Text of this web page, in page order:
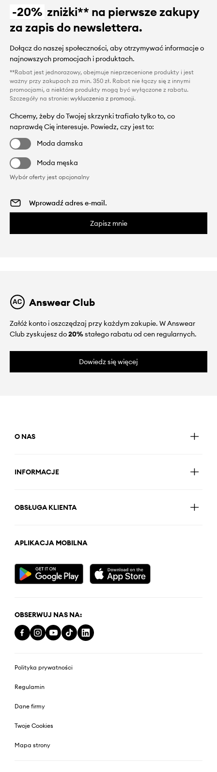
-20% zniżki** na pierwsze zakupy
za zapis do newslettera.
Dołącz do naszej społeczności, aby otrzymywać informacje o
najnowszych promocjach i produktach.
**Rabat jest jednorazowy, obejmuje nieprzecenione produkty i jest
ważny przy zakupach za min. 350 zł. Rabat nie łączy się z innymi
promocjami, a niektóre produkty mogą być wyłączone z rabatu.
Szczegóły na stronie: wykluczenia z promocji.
Chcemy, żeby do Twojej skrzynki trafiało tylko to, co
naprawdę Cię interesuje. Powiedz, czy jest to:
Moda damska
Moda męska
Wybór oferty jest opcjonalny
Zapisz mnie
Answear Club
Załóż konto i oszczędzaj przy każdym zakupie. W Answear
Club zyskujesz do20%stałego rabatu od cen regularnych.
Dowiedz się więcej
O NAS
INFORMACJE
OBSŁUGA KLIENTA
APLIKACJA MOBILNA
OBSERWUJ NAS NA:
Polityka prywatności
Regulamin
Dane firmy
Twoje Cookies
Mapa strony